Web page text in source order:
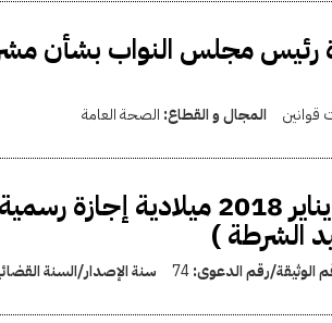
مجلس النواب بشأن
قوانين المجال و القطاع: الصحة العامة
اعتبار يوم الخميس الموافق 25 يناير 2018
الوثيقة/رقم الدعوى:74 سنة الإصدار/السنة